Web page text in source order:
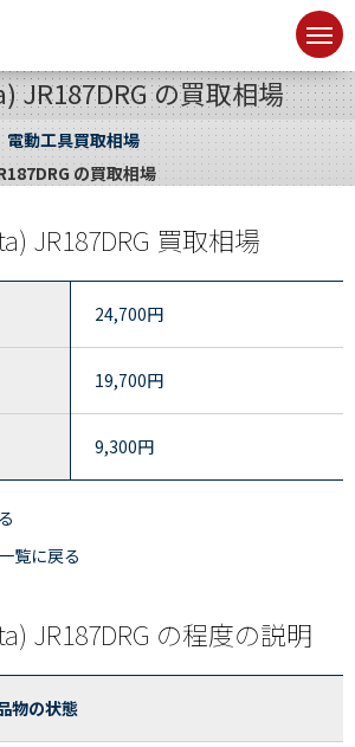
JR187DRG の買取相場
電動工具買取相場
の買取相場
JR187DRG 買取相場
24,700円
19,700円
9,300円
覧に戻る
JR187DRG の程度の説明
物の状態